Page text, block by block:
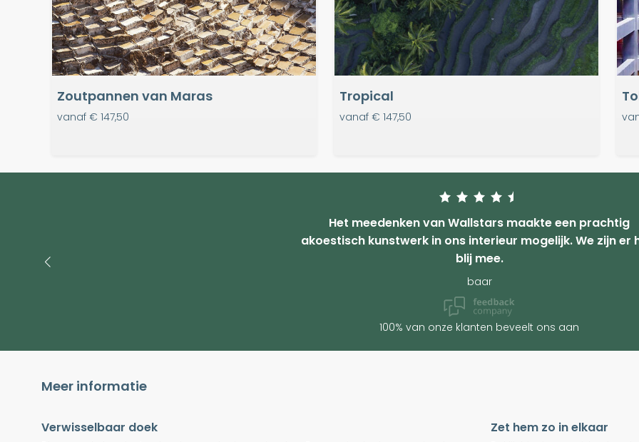
Zoutpannen van Maras
vanaf € 147,50
Tropical
vanaf € 147,50
Het meedenken van Wallstars maakte een prachtig
akoestisch kunstwerk in ons interieur mogelijk. We zijn er
blij mee.
baar
100% van onze klanten beveelt ons aan
Meer informatie
Verwisselbaar doek Zet hem zo in elkaar